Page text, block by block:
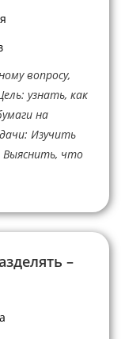
вопросу,
узнать, как
на
Изучить
Выяснить, что
–